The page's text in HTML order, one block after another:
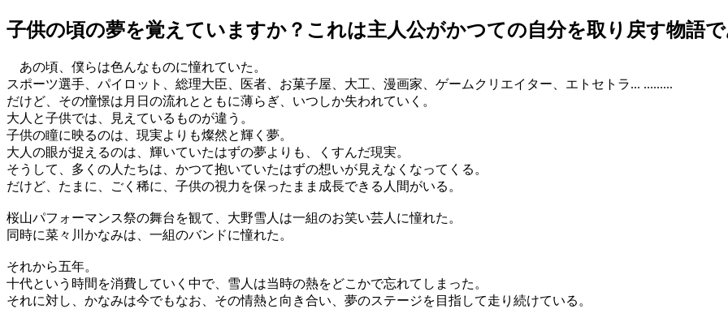
子供の頃の夢を覚えていますか？これは主人公がかつての自分を取り戻す物語
あの頃、僕らは色んなものに憧れていた。
スポーツ選手、パイロット、総理大臣、医者、お菓子屋、大工、漫画家、ゲームクリエイター、エトセトラ... .........
だけど、その憧憬は月日の流れとともに薄らぎ、いつしか失われていく。
大人と子供では、見えているものが違う。
子供の瞳に映るのは、現実よりも燦然と輝く夢。
大人の眼が捉えるのは、輝いていたはずの夢よりも、くすんだ現実。
そうして、多くの人たちは、かつて抱いていたはずの想いが見えなくなってくる。
だけど、たまに、ごく稀に、子供の視力を保ったまま成長できる人間がいる。
桜山パフォーマンス祭の舞台を観て、大野雪人は一組のお笑い芸人に憧れた。
同時に菜々川かなみは、一組のバンドに憧れた。
それから五年。
十代という時間を消費していく中で、雪人は当時の熱をどこかで忘れてしまった。
それに対し、かなみは今でもなお、その情熱と向き合い、夢のステージを目指して走り続けている。